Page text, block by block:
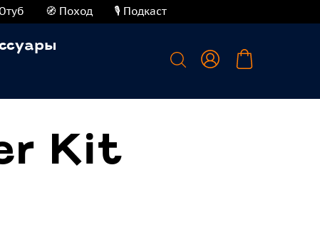
🧭 Поход 🎙️ Подкаст
Kit